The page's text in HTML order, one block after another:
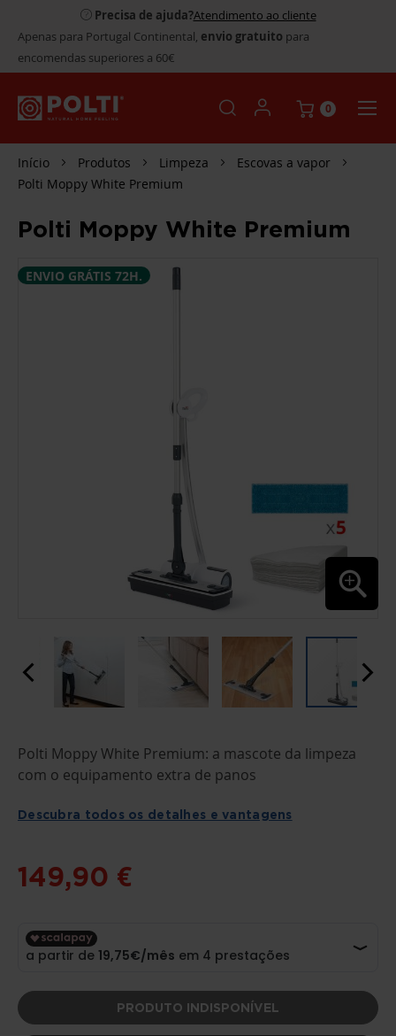
Precisa de ajuda?Atendimento ao cliente
Apenas para Portugal Continental, envio gratuito para
encomendas superiores a 60€
0
Início Produtos Limpeza
Escovas a vapor
Polti Moppy White Premium
Polti Moppy White Premium
SALTAR
PARA
ENVIO GRÁTIS 72H.
PARA
O
INÍCIO
GALERIA
DE
Polti Moppy White Premium: a mascote da limpeza
com o equipamento extra de panos
Descubra todos os detalhes e vantagens
149,90 €
PRODUTO INDISPONÍVEL